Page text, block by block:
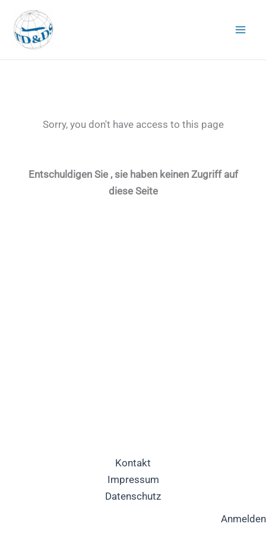
Inhalt
springen
Sorry, you don't have access to this page
Entschuldigen Sie , sie haben keinen Zugriff auf
diese Seite
Kontakt
Impressum
Datenschutz
Anmelden